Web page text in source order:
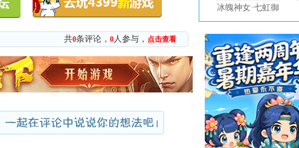
共0条评论， 0人参与， 点击查看
冰魄神女·七虹御
龙